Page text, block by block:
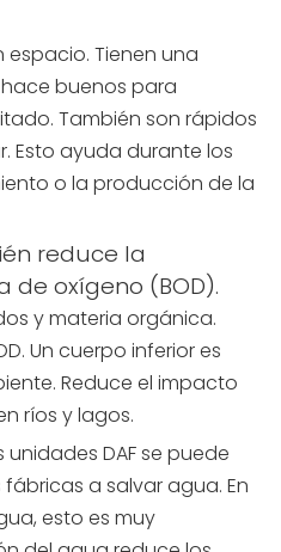
espacio. Tienen una
buenos para
También son rápidos
Esto ayuda durante los
o la producción de la
reduce la
oxígeno (BOD).
y materia orgánica.
Un cuerpo inferior es
Reduce el impacto
ríos y lagos.
DAF se puede
a salvar agua. En
esto es muy